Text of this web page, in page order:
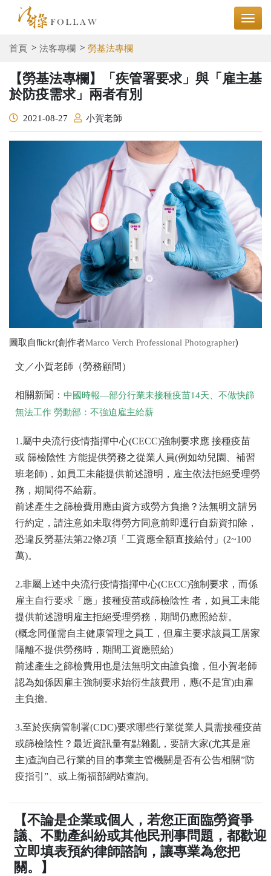
首頁 法客專欄 勞基法專欄
【勞基法專欄】「疾管署要求」與「雇主基
於防疫需求」兩者有別
2021-08-27 小賀老師
圖取自flickr(創作者Marco Verch Professional Photographer)
文／小賀老師（勞務顧問）
相關新聞： 中國時報—部分行業未接種疫苗14天、不做快篩
無法工作 勞動部：不強迫雇主給薪
1.屬中央流行疫情指揮中心(CECC)強制要求應 接種疫苗
或 篩檢陰性 方能提供勞務之從業人員(例如幼兒園、補習
班老師)，如員工未能提供前述證明，雇主依法拒絕受理勞
務，期間得不給薪。
前述產生之篩檢費用應由資方或勞方負擔？法無明文請另
行約定，請注意如未取得勞方同意前即逕行自薪資扣除，
恐違反勞基法第22條2項「工資應全額直接給付」(2~100
萬)。
2.非屬上述中央流行疫情指揮中心(CECC)強制要求，而係
雇主自行要求「應」接種疫苗或篩檢陰性 者，如員工未能
提供前述證明雇主拒絕受理勞務，期間仍應照給薪。
(概念同僅需自主健康管理之員工，但雇主要求該員工居家
隔離不提供勞務時，期間工資應照給)
前述產生之篩檢費用也是法無明文由誰負擔，但小賀老師
認為如係因雇主強制要求始衍生該費用，應(不是宜)由雇
主負擔。
3.至於疾病管制署(CDC)要求哪些行業從業人員需接種疫苗
或篩檢陰性？最近資訊量有點雜亂，要請大家(尤其是雇
主)查詢自己行業的目的事業主管機關是否有公告相關”防
疫指引”、或上衛福部網站查詢。
【不論是企業或個人，若您正面臨勞資爭
議、不動產糾紛或其他民刑事問題，都歡迎
立即填表預約律師諮詢，讓專業為您把
關。】